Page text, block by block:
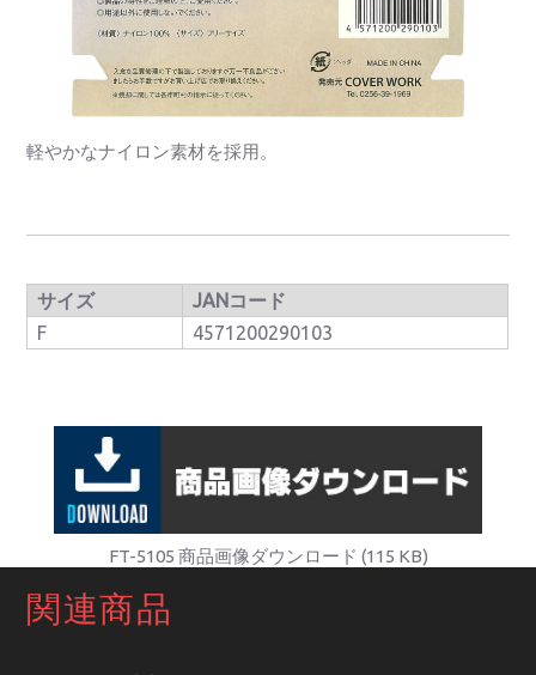
軽やかなナイロン素材を採用。
サイズ
JANコード
F
4571200290103
FT-5105 商品画像ダウンロード (115 KB)
関連商品